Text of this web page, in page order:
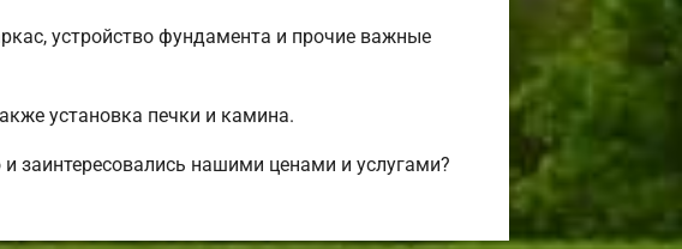
устройство фундамента и прочие важные
установка печки и камина.
заинтересовались нашими ценами и услугами?